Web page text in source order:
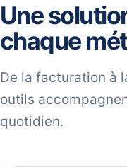
Une
chaque
De la facturation à
outils
quotidien.